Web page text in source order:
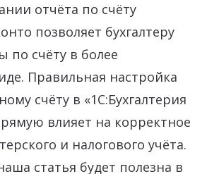
отчёта по счёту
позволяет бухгалтеру
по счёту в более
Правильная настройка
счёту в «1С:Бухгалтерия
влияет на корректное
и налогового учёта.
статья будет полезна в